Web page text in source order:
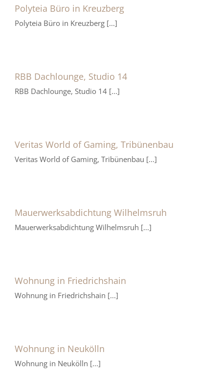
Polyteia Büro in Kreuzberg
Polyteia Büro in Kreuzberg [...]
RBB Dachlounge, Studio 14
RBB Dachlounge, Studio 14 [...]
Veritas World of Gaming, Tribünenbau
Veritas World of Gaming, Tribünenbau [...]
Mauerwerksabdichtung Wilhelmsruh
Mauerwerksabdichtung Wilhelmsruh [...]
Wohnung in Friedrichshain
Wohnung in Friedrichshain [...]
Wohnung in Neukölln
Wohnung in Neukölln [...]